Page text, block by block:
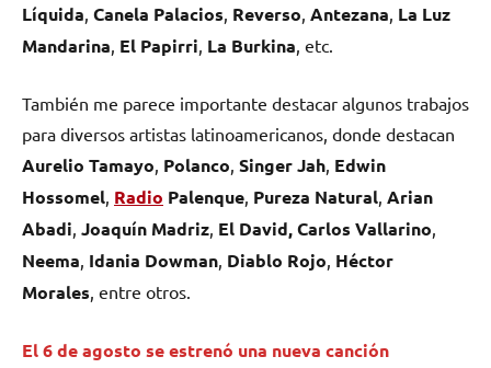
Líquida Canela Palacios Reverso Antezana La Luz
Mandarina El Papirri La Burkina , etc.
También me parece importante destacar algunos trabajos
para diversos artistas latinoamericanos, donde destacan
Aurelio Tamayo Polanco Singer Jah Edwin
Hossomel Radio Palenque Pureza Natural Arian
Abadi Joaquín Madriz El David, Carlos Vallarino
Neema Idania Dowman Diablo Rojo Héctor
Morales , entre otros.
El 6 de agosto se estrenó una nueva canción